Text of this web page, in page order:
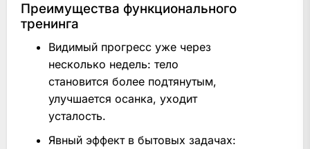
Преимущества функционального
тренинга
Видимый прогресс уже через
несколько недель: тело
становится более подтянутым,
улучшается осанка, уходит
усталость.
Явный эффект в бытовых задачах: